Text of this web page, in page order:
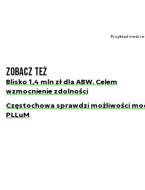
Przykład treści
Zobacz też
Blisko 1,4 mln zł dla ABW. Celem
wzmocnienie zdolności
Częstochowa sprawdzi możliwości
PLLuM